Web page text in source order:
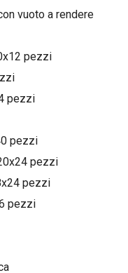
vuoto a rendere
pezzi
pezzi
pezzi
pezzi
pezzi
pezzi